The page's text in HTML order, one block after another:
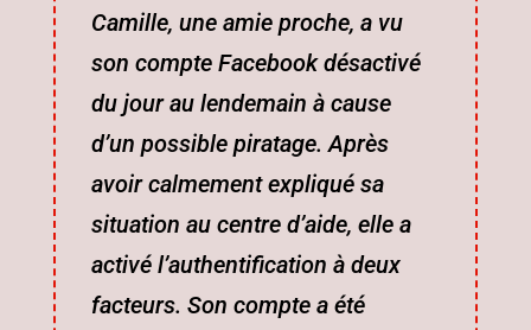
Camille, une amie proche, a vu
son compte Facebook désactivé
du jour au lendemain à cause
d’un possible piratage. Après
avoir calmement expliqué sa
situation au centre d’aide, elle a
activé l’authentification à deux
facteurs. Son compte a été